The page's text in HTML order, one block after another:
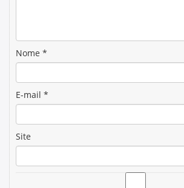
Nome *
E-mail *
Site